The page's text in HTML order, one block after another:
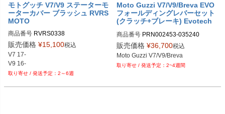
モトグッチ V7/V9 ステーターモ
ーターカバー ブラッシュ RVRS
MOTO
商品番号 RVRS0338
販売価格 ¥15,100税込
V7 17-
V9 16-
2～6週
Moto Guzzi V7/V9/Breva EVO
フォールディングレバーセット
(クラッチ+ブレーキ) Evotech
商品番号 PRN002453-035240
PRN002453-035240-01
PRN002453-035240-02
PRN002453-035240-03
PRN002453-035240-06
販売価格 ¥36,700税込
2~4週間